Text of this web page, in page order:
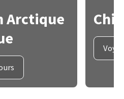
Arctique